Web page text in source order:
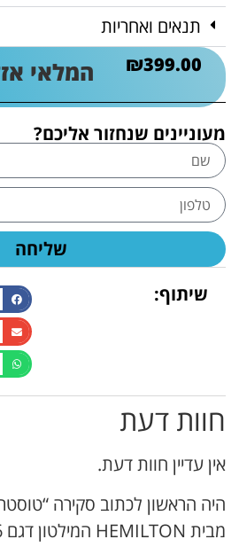
תנאים ואחריות
₪399.00 המלאי
מעוניינים שנחזור אליכם?
שליחה
שיתוף:
חוות דעת
אין עדיין חוות דעת.
מבית HEMILTON המילטון דגם HEM-116”